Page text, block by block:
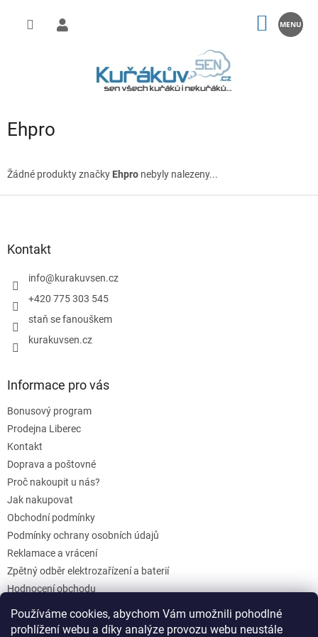
Používáme cookies, abychom Vám umožnili pohodlné
prohlížení webu a díky analýze provozu webu neustále
KOŠÍK
Ehpro
Žádné produkty značky Ehpro nebyly nalezeny...
Kontakt
info@kurakuvsen.cz
+420 775 303 545
staň se fanouškem
kurakuvsen.cz
Informace pro vás
Bonusový program
Prodejna Liberec
Kontakt
Doprava a poštovné
Proč nakoupit u nás?
Jak nakupovat
Obchodní podmínky
Podmínky ochrany osobních údajů
Reklamace a vrácení
Zpětný odběr elektrozařízení a baterií
Hodnocení obchodu
Dárkové poukazy
Blog